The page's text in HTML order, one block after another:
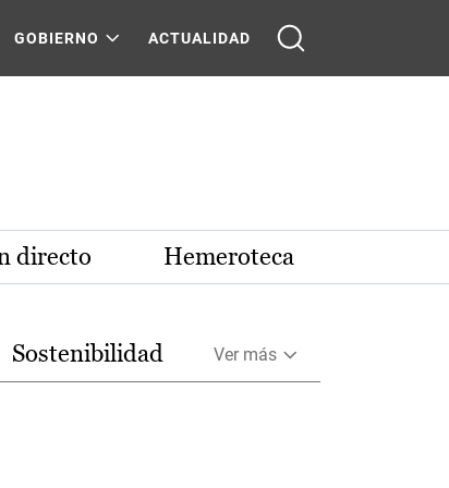
GOBIERNO ACTUALIDAD
directo Hemeroteca
Sostenibilidad Ver más